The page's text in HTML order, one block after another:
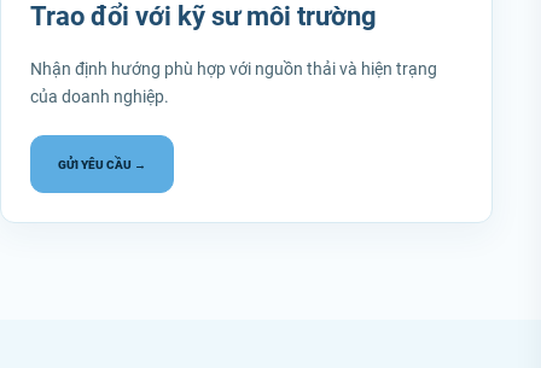
Trao đổi với kỹ sư môi trường
Nhận định hướng phù hợp với nguồn thải và hiện trạng
của doanh nghiệp.
GỬI YÊU CẦU →